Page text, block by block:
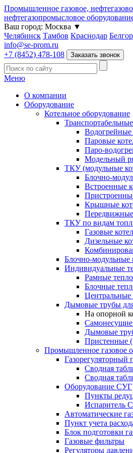
Промышленное газовое,
нефтегазопромысловое
Ваш город: Москва ▼
Челябинск Тамбов Краснодар
info@se-prom.ru
+7 (8452) 478-108
Заказать звонок
Меню
О компании
Оборудование
Котельное оборудование
Водогрейные
Паровые
Паро-
Модельный
ТКУ (модульные
Блочно-
Встроенные
Крышные
ТКУ по видам
Газовые
Дизельные
Блочно-модульные
Индивидуальные
Рамные
Блочные
Дымовые трубы
На опорной
Дымовые
Пристенные
Промышленное газовое
Газорегуляторный
Сводная
Сводная
Оборудование СУГ
Пункты
Испаритель
Автоматические
Пункт учета
Блок подготовки
Газовые фильтры
Регуляторы